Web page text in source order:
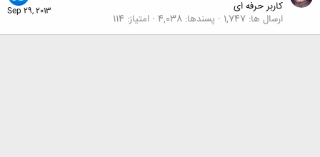
Sep 29, 2013
کاربر حرفه ای
ارسال ها 1,747 پسندها 4,038 امتیاز 114